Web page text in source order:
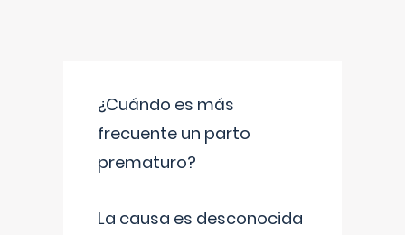
¿Cuándo es más
frecuente un parto
prematuro?
La causa es desconocida